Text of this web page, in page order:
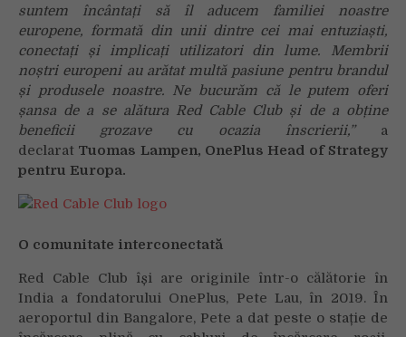
suntem încântați să îl aducem familiei noastre
europene, formată din unii dintre cei mai entuziaști,
conectați și implicați utilizatori din lume. Membrii
noștri europeni au arătat multă pasiune pentru brandul
și produsele noastre. Ne bucurăm că le putem oferi
șansa de a se alătura Red Cable Club și de a obține
beneficii grozave cu ocazia înscrierii,” a
declarat Tuomas Lampen, OnePlus Head of Strategy
pentru Europa.
O comunitate interconectată
Red Cable Club își are originile într-o călătorie în
India a fondatorului OnePlus, Pete Lau, în 2019. În
aeroportul din Bangalore, Pete a dat peste o stație de